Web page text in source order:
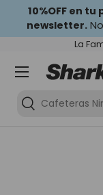
Ir al
10%OFF en
newsletter.
La
Cafeteras